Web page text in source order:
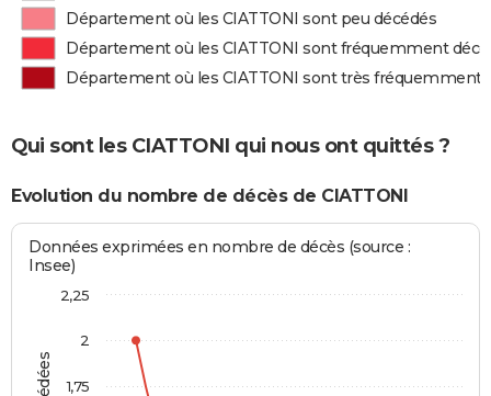
Département où les CIATTONI sont peu décédés
Département où les CIATTONI sont fréquemment
Département où les CIATTONI sont très fréquemment
Qui sont les CIATTONI qui nous ont quittés ?
Evolution du nombre de décès de CIATTONI
Données exprimées en nombre de décès (source :
Insee)
1,75
2
2,25